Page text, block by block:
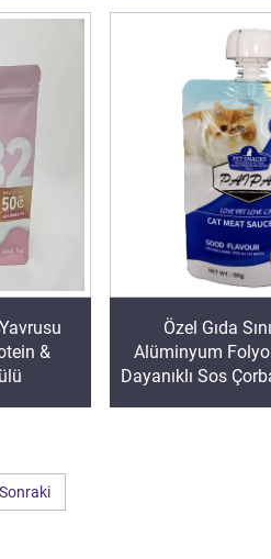
&
Özel Gıda
Alüminyum Folyo
Dayanıklı Sos
Sonraki